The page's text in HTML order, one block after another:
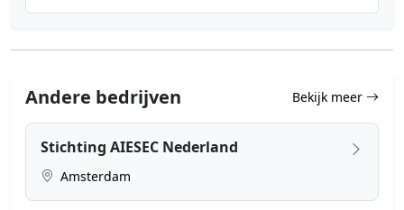
Andere bedrijven Bekijk meer
Stichting AIESEC Nederland
Amsterdam